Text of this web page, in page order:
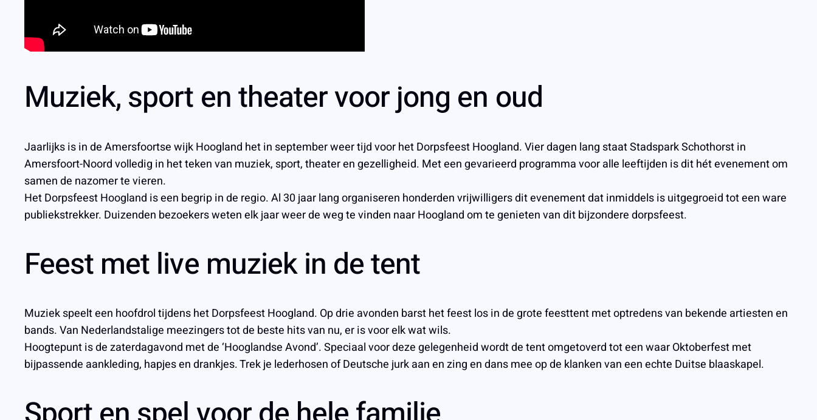
Muziek, sport en theater voor jong en oud
Jaarlijks is in de Amersfoortse wijk Hoogland het in september weer tijd voor het Dorpsfeest Hoogland. Vier dagen lang staat Stadspark Schothorst in
Amersfoort-Noord volledig in het teken van muziek, sport, theater en gezelligheid. Met een gevarieerd programma voor alle leeftijden is dit hét evenement om
samen de nazomer te vieren.
Het Dorpsfeest Hoogland is een begrip in de regio. Al 30 jaar lang organiseren honderden vrijwilligers dit evenement dat inmiddels is uitgegroeid tot een ware
publiekstrekker. Duizenden bezoekers weten elk jaar weer de weg te vinden naar Hoogland om te genieten van dit bijzondere dorpsfeest.
Feest met live muziek in de tent
Muziek speelt een hoofdrol tijdens het Dorpsfeest Hoogland. Op drie avonden barst het feest los in de grote feesttent met optredens van bekende artiesten en
bands. Van Nederlandstalige meezingers tot de beste hits van nu, er is voor elk wat wils.
Hoogtepunt is de zaterdagavond met de ‘Hooglandse Avond’. Speciaal voor deze gelegenheid wordt de tent omgetoverd tot een waar Oktoberfest met
bijpassende aankleding, hapjes en drankjes. Trek je lederhosen of Deutsche jurk aan en zing en dans mee op de klanken van een echte Duitse blaaskapel.